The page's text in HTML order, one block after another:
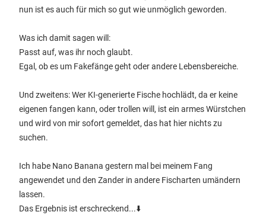
nun ist es auch für mich so gut wie unmöglich geworden.
Was ich damit sagen will:
Passt auf, was ihr noch glaubt.
Egal, ob es um Fakefänge geht oder andere Lebensbereiche.
Und zweitens: Wer KI-generierte Fische hochlädt, da er keine
eigenen fangen kann, oder trollen will, ist ein armes Würstchen
und wird von mir sofort gemeldet, das hat hier nichts zu
suchen.
Ich habe Nano Banana gestern mal bei meinem Fang
angewendet und den Zander in andere Fischarten umändern
lassen.
Das Ergebnis ist erschreckend...⬇️